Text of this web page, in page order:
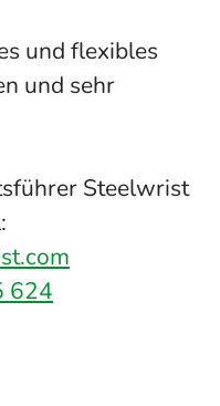
und flexibles
und sehr
Steelwrist
624